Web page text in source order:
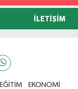
İLETIŞIM
EĞİTİM
EKONOMİ